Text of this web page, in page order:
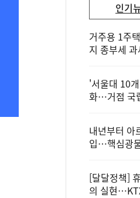
인기
거주용 1주
지 종부세
'서울대 10
화…거점 국
내년부터 아
입…핵심광
[달달정책]
의 실현